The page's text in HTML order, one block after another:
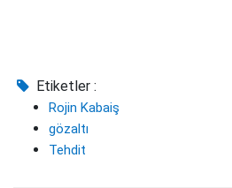
Etiketler :
Rojin Kabaiş
gözaltı
Tehdit